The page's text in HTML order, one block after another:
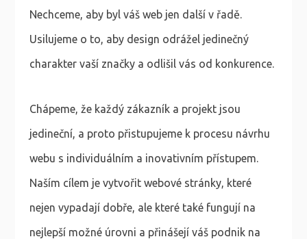
Nechceme, aby byl váš web jen další v řadě.
Usilujeme o to, aby design odrážel jedinečný
charakter vaší značky a odlišil vás od konkurence.
Chápeme, že každý zákazník a projekt jsou
jedineční, a proto přistupujeme k procesu návrhu
webu s individuálním a inovativním přístupem.
Naším cílem je vytvořit webové stránky, které
nejen vypadají dobře, ale které také fungují na
nejlepší možné úrovni a přinášejí váš podnik na